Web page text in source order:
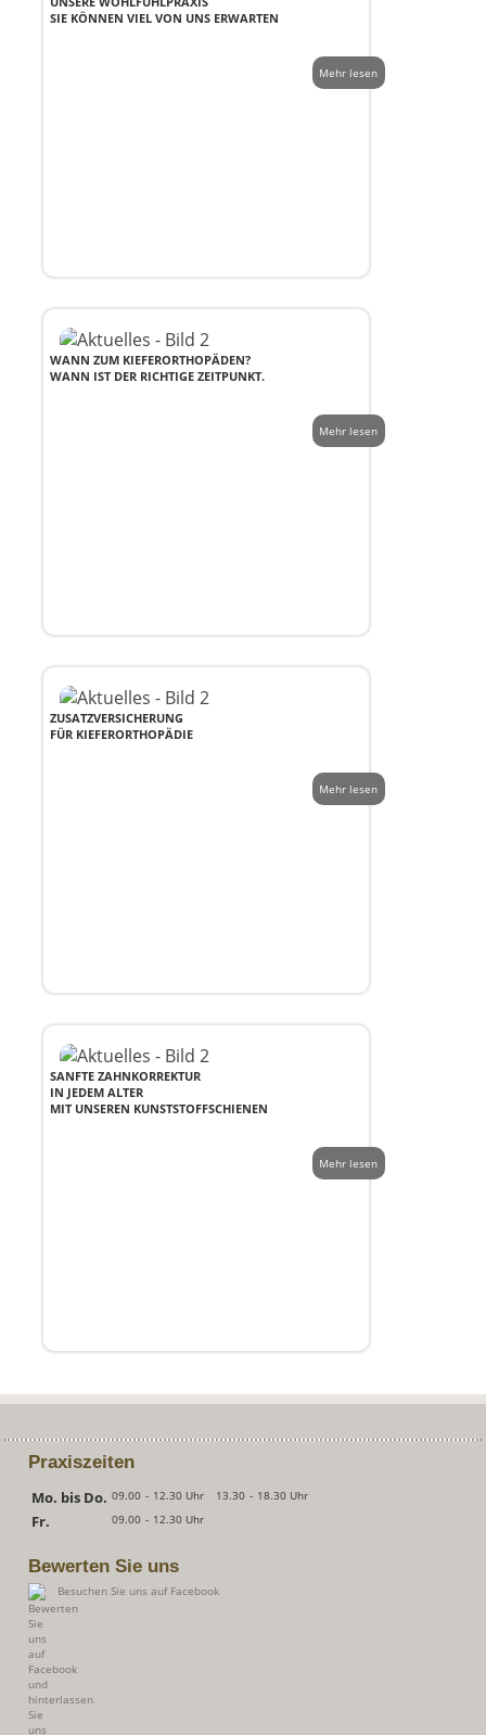
SIE KÖNNEN VIEL VON UNS ERWARTEN
Mehr lesen
WANN ZUM KIEFERORTHOPÄDEN?
WANN IST DER RICHTIGE ZEITPUNKT.
Mehr lesen
ZUSATZVERSICHERUNG
FÜR KIEFERORTHOPÄDIE
Mehr lesen
SANFTE ZAHNKORREKTUR
IN JEDEM ALTER
MIT UNSEREN KUNSTSTOFFSCHIENEN
Mehr lesen
Praxiszeiten
Mo. bis Do. 09.00 - 12.30 Uhr 13.30 - 18.30 Uhr
Fr. 09.00 - 12.30 Uhr
Bewerten Sie uns
Besuchen Sie uns auf Facebook